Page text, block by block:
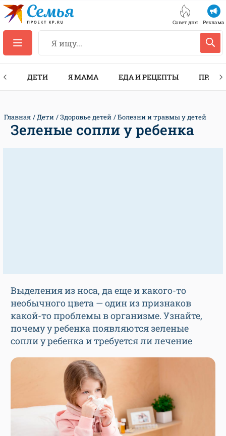
Совет дня Реклама
ДЕТИ Я МАМА ЕДА И РЕЦЕПТЫ
Главная Дети Здоровье детей Болезни и травмы у детей
Зеленые сопли у ребенка
Выделения из носа, да еще и какого-то
необычного цвета — один из признаков
какой-то проблемы в организме. Узнайте,
почему у ребенка появляются зеленые
сопли у ребенка и требуется ли лечение